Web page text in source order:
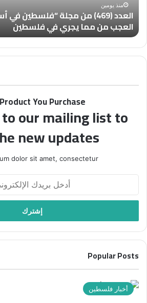
بعنوان: أين
العجب
من
مما
يجري
في
منذ يومين
العدد (469) من مجلة “فلسطين
العجب من مما يجري في فلسطين
You Purchase
our mailing list to
new updates!
dolor sit amet, consectetur.
الإلكتروني
Popular Posts
أخبار فلسطين